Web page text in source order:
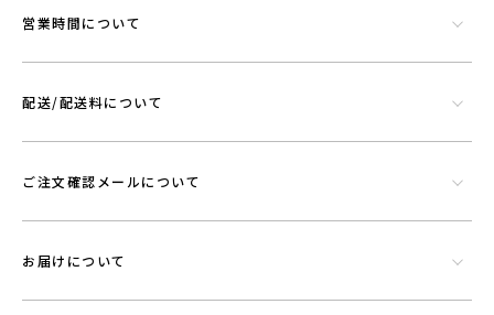
エアに機能を持たせることができる素材です。
営業時間について
配送/配送料について
ご注文確認メールについて
お届けについて